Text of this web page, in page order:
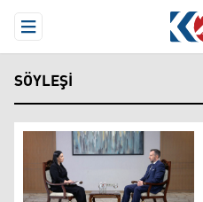
Open Menu
SÖYLEŞI